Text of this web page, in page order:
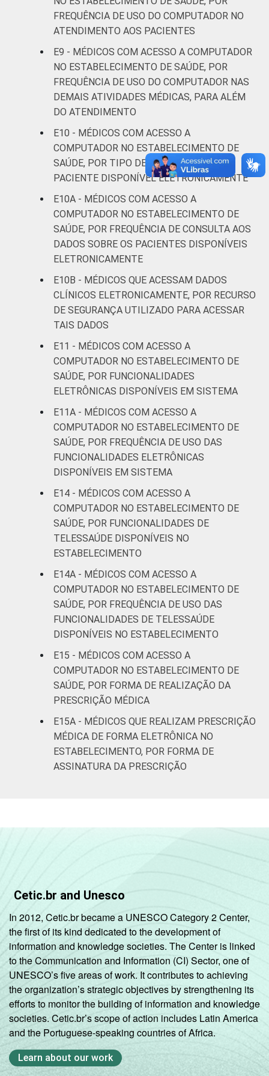
FAIXA ETÁRIA
Até 35
anos
84
De 36 a 50
anos
90
De 51
LOCALIZAÇÃO Capital 87
Interior 91
Fonte: CGI.br/NIC.br, Centro Regional de
Estudos para o Desenvolvimento da
Sociedade da Informação (Cetic.br),
Pesquisa sobre o uso das tecnologias de
estabelecimentos de saúde brasileiros – TIC
Saúde 2022.
FREQUÊNCIA DE USO DO COMPUTADOR NO
ATENDIMENTO AOS PACIENTES
E9 - MÉDICOS COM ACESSO A COMPUTADOR
NO ESTABELECIMENTO DE SAÚDE, POR
FREQUÊNCIA DE USO DO COMPUTADOR NAS
DEMAIS ATIVIDADES MÉDICAS, PARA ALÉM
DO ATENDIMENTO
E10 - MÉDICOS COM ACESSO A
COMPUTADOR NO ESTABELECIMENTO DE
SAÚDE, POR TIPO DE DADO SOBRE O
PACIENTE DISPONÍVEL ELETRONICAMENTE
E10A - MÉDICOS COM ACESSO A
COMPUTADOR NO ESTABELECIMENTO DE
SAÚDE, POR FREQUÊNCIA DE CONSULTA AOS
DADOS SOBRE OS PACIENTES DISPONÍVEIS
ELETRONICAMENTE
E10B - MÉDICOS QUE ACESSAM DADOS
CLÍNICOS ELETRONICAMENTE, POR RECURSO
DE SEGURANÇA UTILIZADO PARA ACESSAR
TAIS DADOS
E11 - MÉDICOS COM ACESSO A
COMPUTADOR NO ESTABELECIMENTO DE
SAÚDE, POR FUNCIONALIDADES
ELETRÔNICAS DISPONÍVEIS EM SISTEMA
E11A - MÉDICOS COM ACESSO A
COMPUTADOR NO ESTABELECIMENTO DE
SAÚDE, POR FREQUÊNCIA DE USO DAS
FUNCIONALIDADES ELETRÔNICAS
DISPONÍVEIS EM SISTEMA
E14 - MÉDICOS COM ACESSO A
COMPUTADOR NO ESTABELECIMENTO DE
SAÚDE, POR FUNCIONALIDADES DE
TELESSAÚDE DISPONÍVEIS NO
ESTABELECIMENTO
E14A - MÉDICOS COM ACESSO A
COMPUTADOR NO ESTABELECIMENTO DE
SAÚDE, POR FREQUÊNCIA DE USO DAS
FUNCIONALIDADES DE TELESSAÚDE
DISPONÍVEIS NO ESTABELECIMENTO
E15 - MÉDICOS COM ACESSO A
COMPUTADOR NO ESTABELECIMENTO DE
SAÚDE, POR FORMA DE REALIZAÇÃO DA
PRESCRIÇÃO MÉDICA
E15A - MÉDICOS QUE REALIZAM PRESCRIÇÃO
MÉDICA DE FORMA ELETRÔNICA NO
ESTABELECIMENTO, POR FORMA DE
ASSINATURA DA PRESCRIÇÃO
Cetic.br and Unesco
In 2012, Cetic.br became a UNESCO Category 2 Center,
the first of its kind dedicated to the development of
information and knowledge societies. The Center is linked
to the Communication and Information (CI) Sector, one of
UNESCO’s five areas of work. It contributes to achieving
the organization’s strategic objectives by strengthening its
efforts to monitor the building of information and knowledge
societies. Cetic.br’s scope of action includes Latin America
and the Portuguese-speaking countries of Africa.
Learn about our work